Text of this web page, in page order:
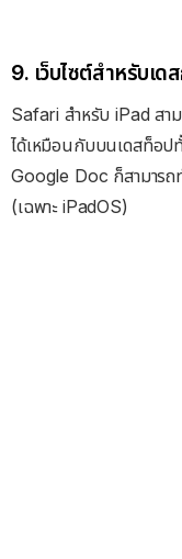
9. เว็บไซต์สำหรับเด
Safari สำหรับ iPad สา
ได้เหมือนกับบนเดสท็อป
Google Doc ก็สามารถ
(เฉพาะ iPadOS)